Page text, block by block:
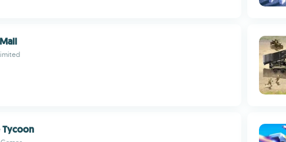
Tycoon